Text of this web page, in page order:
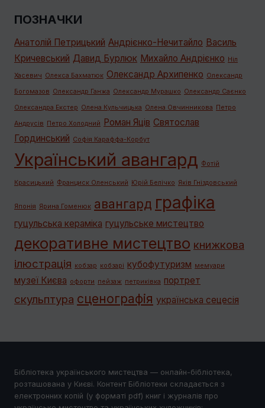
ПОЗНАЧКИ
Анатолій Петрицький Андрієнко-Нечитайло Василь
Кричевський Давид Бурлюк Михайло Андрієнко Ніл
Хасевич Олекса Бахматюк Олександр Архипенко Олександр
Богомазов Олександр Ганжа Олександр Мурашко Олександр Саєнко
Олександра Екстер Олена Кульчицька Олена Овчинникова Петро
Андрусів Петро Холодний Роман Яців Святослав
Гординський Софія Караффа-Корбут
Український авангард Фотій
Красицький Франциск Оленський Юрій Белічко Яків Гніздовський
Японія Ярина Гоменюк авангард графiка
гуцульська кераміка гуцульське мистецтво
декоративне мистецтво книжкова
ілюстрація кобзар кобзарі кубофутуризм мемуари
музеї Києва офорти пейзаж петриківка портрет
скульптура сценографія українська сецесія
Бібліотека українського мистецтва — онлайн-бібліотека,
розташована у Києві. Контент Бібліотеки складається з
електронних копій (у форматі pdf) книг і журналів про